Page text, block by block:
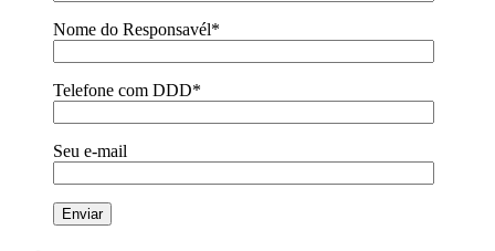
Nome do Responsavél*
Telefone com DDD*
Seu e-mail